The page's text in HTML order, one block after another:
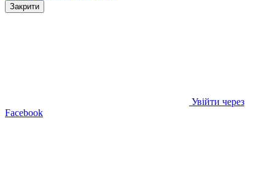
Закрити
Увійти через
Facebook